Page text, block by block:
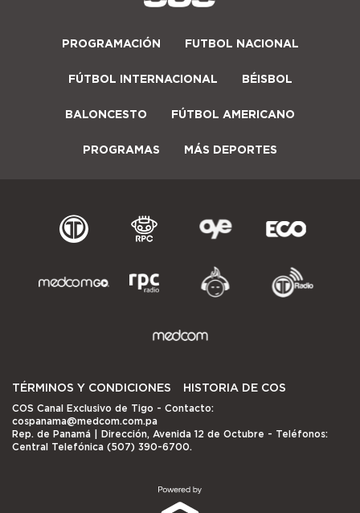
PROGRAMACIÓN FUTBOL NACIONAL
FÚTBOL INTERNACIONAL BÉISBOL
BALONCESTO FÚTBOL AMERICANO
PROGRAMAS MÁS DEPORTES
TÉRMINOS Y CONDICIONES HISTORIA DE COS
COS Canal Exclusivo de Tigo - Contacto:
cospanama@medcom.com.pa
Rep. de Panamá | Dirección, Avenida 12 de Octubre - Teléfonos:
Central Telefónica (507) 390-6700.